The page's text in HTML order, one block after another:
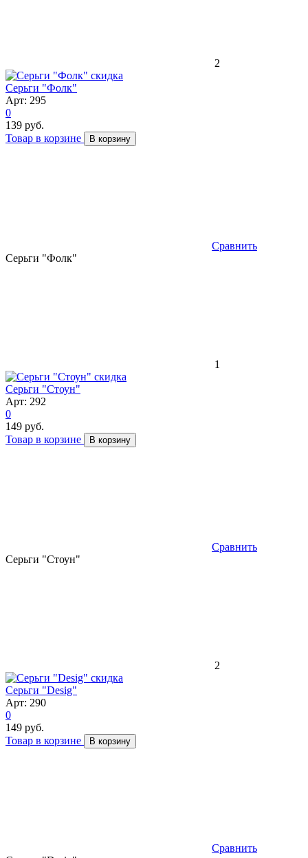
2
скидка
Серьги "Фолк"
Арт: 295
0
139 руб.
Товар в корзине
В корзину
Сравнить
Серьги "Фолк"
1
скидка
Серьги "Стоун"
Арт: 292
0
149 руб.
Товар в корзине
В корзину
Сравнить
Серьги "Стоун"
2
скидка
Серьги "Desig"
Арт: 290
0
149 руб.
Товар в корзине
В корзину
Сравнить